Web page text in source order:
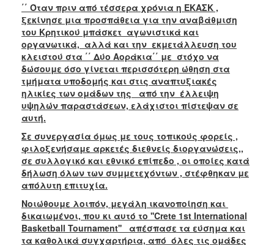
΄΄ Όταν πριν από τέσσερα χρόνια η ΕΚΑΣΚ ,
ξεκίνησε μια προσπάθεια για την αναβάθμιση
του Κρητικού μπάσκετ αγωνιστικά και
οργανωτικά, αλλά και την εκμετάλλευση του
κλειστού στα ΄΄ Δύο Αοράκια΄΄ με στόχο να
δώσουμε όσο γίνεται περισσότερη ώθηση στα
τμήματα υποδομής και στις αναπτυξιακές
ηλικίες των ομάδων της από την έλλειψη
υψηλών παραστάσεων, ελάχιστοι πίστεψαν σε
αυτή.
Σε συνεργασία όμως με τους τοπικούς φορείς ,
φιλοξενήσαμε αρκετές διεθνείς διοργανώσεις,,
σε συλλογικό και εθνικό επίπεδο , οι οποίες κατά
δήλωση όλων των συμμετεχόντων , στέφθηκαν με
απόλυτη επιτυχία.
Νοιώθουμε λοιπόν, μεγάλη ικανοποίηση και
δικαιωμένοι, που κι αυτό το ''Crete 1st International
Basketball Tournament'' απέσπασε τα εύσημα και
τα καθολικά συγχαρτήρια, από όλες τις ομάδες